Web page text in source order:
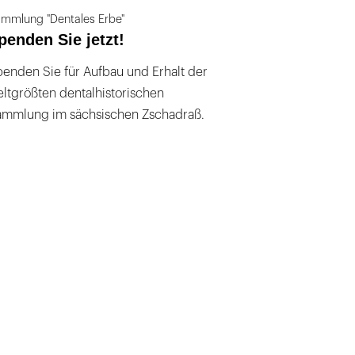
"Dentales Erbe"
Sie jetzt!
Sie für Aufbau und Erhalt der
dentalhistorischen
im sächsischen Zschadraß.